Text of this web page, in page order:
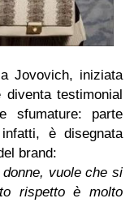
Jovovich, iniziata
testimonial
sfumature: parte
è disegnata
brand:
vuole che si
rispetto è molto